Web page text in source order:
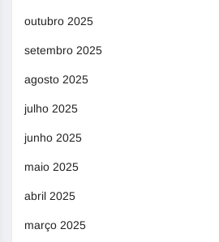
outubro 2025
setembro 2025
agosto 2025
julho 2025
junho 2025
maio 2025
abril 2025
março 2025